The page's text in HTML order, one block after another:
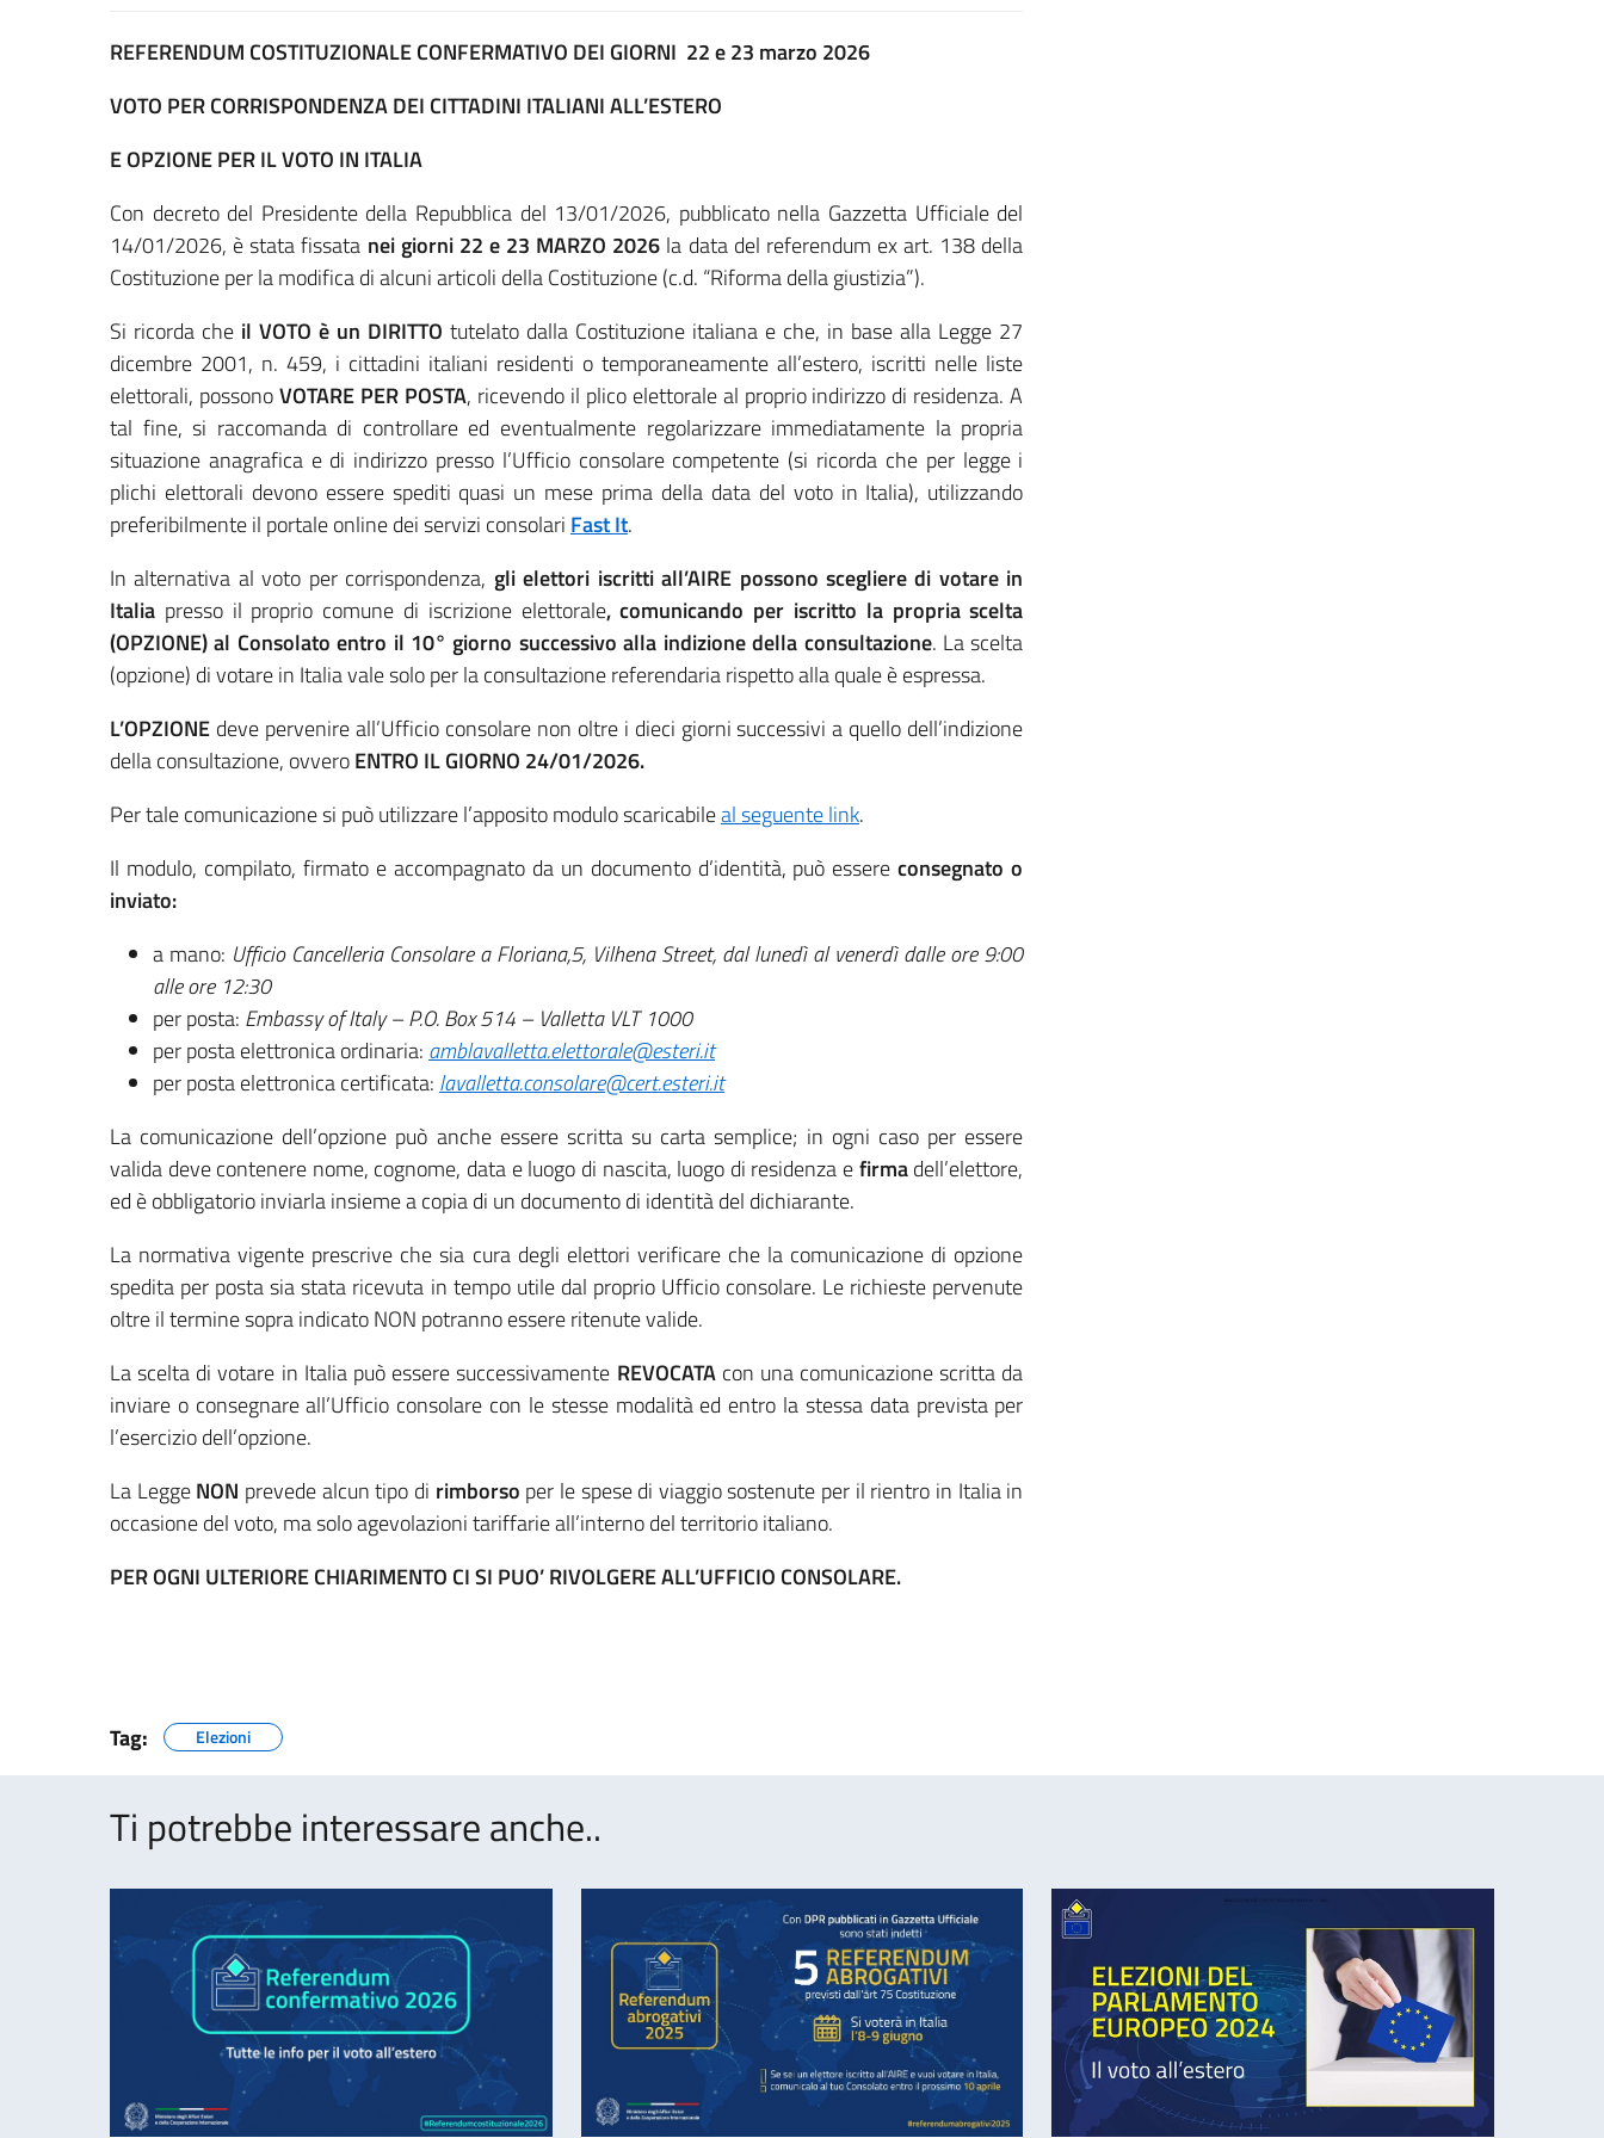
REFERENDUM COSTITUZIONALE CONFERMATIVO DEI GIORNI 22 e 23 marzo 2026
VOTO PER CORRISPONDENZA DEI CITTADINI ITALIANI ALL’ESTERO
E OPZIONE PER IL VOTO IN ITALIA
Con decreto del Presidente della Repubblica del 13/01/2026, pubblicato nella Gazzetta Ufficiale del
14/01/2026, è stata fissata nei giorni 22 e 23 MARZO 2026 la data del referendum ex art. 138 della
Costituzione per la modifica di alcuni articoli della Costituzione (c.d. “Riforma della giustizia”).
Si ricorda che il VOTO è un DIRITTO tutelato dalla Costituzione italiana e che, in base alla Legge 27
dicembre 2001, n. 459, i cittadini italiani residenti o temporaneamente all’estero, iscritti nelle liste
elettorali, possonoVOTARE PER POSTA, ricevendo il plico elettorale al proprio indirizzo di residenza. A
tal fine, si raccomanda di controllare ed eventualmente regolarizzare immediatamente la propria
situazione anagrafica e di indirizzo presso l’Ufficio consolare competente (si ricorda che per legge i
plichi elettorali devono essere spediti quasi un mese prima della data del voto in Italia), utilizzando
preferibilmente il portale online dei servizi consolari Fast It.
In alternativa al voto per corrispondenza, gli elettori iscritti all’AIRE possono scegliere di votare in
Italia presso il proprio comune di iscrizione elettorale, comunicando per iscritto la propria scelta
(OPZIONE) al Consolatoentro il 10° giorno successivo alla indizione della consultazione. La scelta
(opzione) di votare in Italia vale solo per la consultazione referendaria rispetto alla quale è espressa.
L’OPZIONE deve pervenire all’Ufficio consolare non oltre i dieci giorni successivi a quello dell’indizione
della consultazione, ovveroENTRO IL GIORNO 24/01/2026.
Per tale comunicazione si può utilizzare l’apposito modulo scaricabileal seguente link.
Il modulo, compilato, firmato e accompagnato da un documento d’identità, può essereconsegnato o
inviato:
a mano: Ufficio Cancelleria Consolare a Floriana,5, Vilhena Street, dal lunedì al venerdì dalle ore 9:00
alle ore 12:30
per posta: Embassy of Italy – P.O. Box 514 – Valletta VLT 1000
per posta elettronica ordinaria: amblavalletta.elettorale@esteri.it
per posta elettronica certificata: lavalletta.consolare@cert.esteri.it
La comunicazione dell’opzione può anche essere scritta su carta semplice; in ogni caso per essere
valida deve contenere nome, cognome, data e luogo di nascita, luogo di residenza efirmadell’elettore,
ed è obbligatorio inviarla insieme a copia di un documento di identità del dichiarante.
La normativa vigente prescrive che sia cura degli elettori verificare che la comunicazione di opzione
spedita per posta sia stata ricevuta in tempo utile dal proprio Ufficio consolare. Le richieste pervenute
oltre il termine sopra indicato NON potranno essere ritenute valide.
La scelta di votare in Italia può essere successivamente REVOCATAcon una comunicazione scritta da
inviare o consegnare all’Ufficio consolare con le stesse modalità ed entro la stessa data prevista per
l’esercizio dell’opzione.
La LeggeNON prevede alcun tipo di rimborso per le spese di viaggio sostenute per il rientro in Italia in
occasione del voto, ma solo agevolazioni tariffarie all’interno del territorio italiano.
PER OGNI ULTERIORE CHIARIMENTO CI SI PUO’ RIVOLGERE ALL’UFFICIO CONSOLARE.
Tag: Elezioni
Ti potrebbe interessare anche..